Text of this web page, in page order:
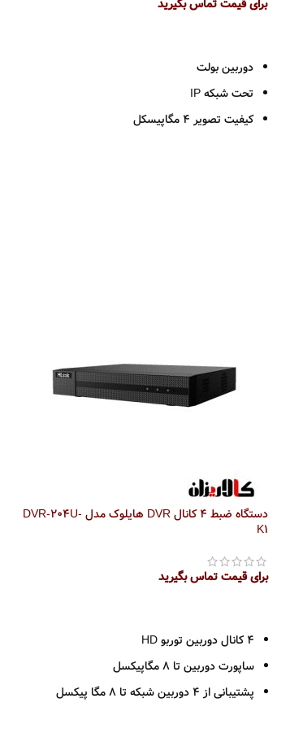
برای قیمت تماس بگیرید
دوربین بولت
تحت شبکه IP
کیفیت تصویر 4 مگاپیسکل
دستگاه ضبط 4 کانال DVR هایلوک مدل DVR-204U-
K1
برای قیمت تماس بگیرید
4 کانال دوربین توربو HD
ساپورت دوربین تا 8 مگاپیکسل
پشتیبانی از 4 دوربین شبکه تا 8 مگا پیکسل